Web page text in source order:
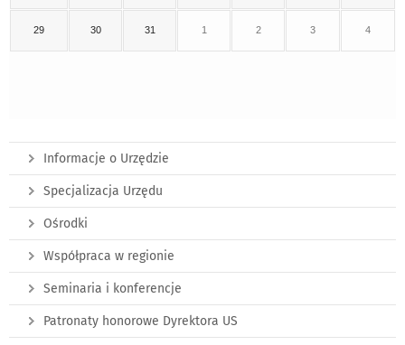
29 30 31 1 2 3 4
Informacje o Urzędzie
Specjalizacja Urzędu
Ośrodki
Współpraca w regionie
Seminaria i konferencje
Patronaty honorowe Dyrektora US